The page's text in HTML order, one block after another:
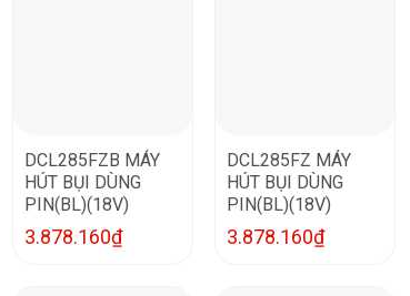
DCL285FZB MÁY
HÚT BỤI DÙNG
PIN(BL)(18V)
3.878.160₫
DCL285FZ MÁY
HÚT BỤI DÙNG
PIN(BL)(18V)
3.878.160₫